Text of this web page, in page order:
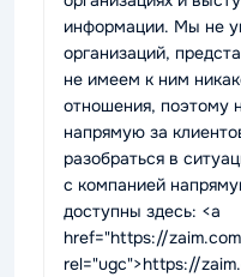
информации. Мы не
организаций,
не имеем к ним
отношения, поэтому
напрямую за
разобраться в
с компанией
доступны здесь: <a
href="https://
rel="ugc">https://